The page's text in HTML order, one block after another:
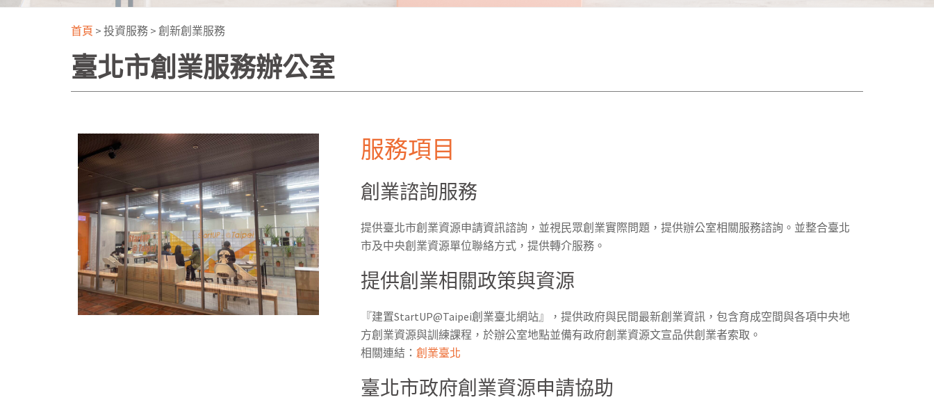
首頁 > 投資服務 > 創新創業服務
臺北市創業服務辦公室
服務項目
創業諮詢服務
提供臺北市創業資源申請資訊諮詢，並視民眾創業實際問題，提供辦公室相關服務諮詢。並整合臺北
市及中央創業資源單位聯絡方式，提供轉介服務。
提供創業相關政策與資源
『建置StartUP@Taipei創業臺北網站』，提供政府與民間最新創業資訊，包含育成空間與各項中央地
方創業資源與訓練課程，於辦公室地點並備有政府創業資源文宣品供創業者索取。
相關連結： 創業臺北
臺北市政府創業資源申請協助